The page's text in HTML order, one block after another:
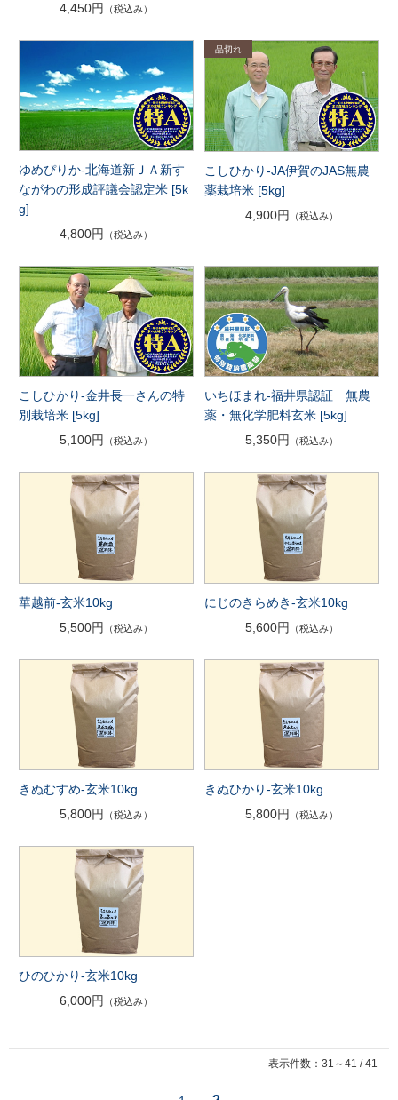
4,450円
（税込み）
ゆめぴりか-北海道新ＪＡ新す
ながわの形成評議会認定米 [5k
g]
4,800円
（税込み）
こしひかり-JA伊賀のJAS無農
薬栽培米 [5kg]
4,900円
（税込み）
こしひかり-金井長一さんの特
別栽培米 [5kg]
5,100円
（税込み）
いちほまれ-福井県認証 無農
薬・無化学肥料玄米 [5kg]
5,350円
（税込み）
華越前-玄米10kg
5,500円 （税込み）
にじのきらめき-玄米10kg
5,600円
（税込み）
きぬむすめ-玄米10kg
5,800円
（税込み）
きぬひかり-玄米10kg
5,800円
（税込み）
ひのひかり-玄米10kg
6,000円
（税込み）
表示件数：31～41 / 41